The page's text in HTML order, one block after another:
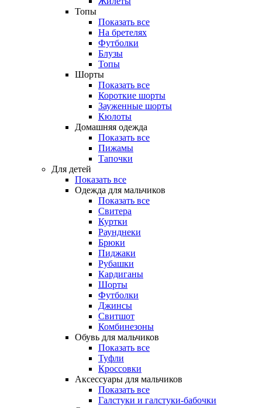
Топы
Показать все
На бретелях
Футболки
Блузы
Топы
Шорты
Показать все
Короткие шорты
Зауженные шорты
Кюлоты
Домашняя одежда
Показать все
Пижамы
Тапочки
Для детей
Показать все
Одежда для мальчиков
Показать все
Свитера
Куртки
Раунднеки
Брюки
Пиджаки
Рубашки
Кардиганы
Шорты
Футболки
Джинсы
Свитшот
Комбинезоны
Обувь для мальчиков
Показать все
Туфли
Кроссовки
Аксессуары для мальчиков
Показать все
Галстуки и галстуки-бабочки